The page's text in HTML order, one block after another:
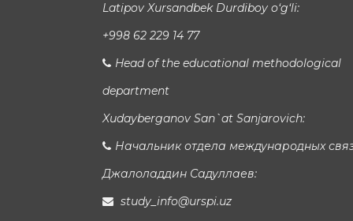
Latipov Xursandbek Durdiboy o‘g‘li:
+998 62 229 14 77
Head of the educational methodological
department
Xudayberganov San`at Sanjarovich:
Начальник отдела международных
Джалоладдин Садуллаев:
study_info@urspi.uz